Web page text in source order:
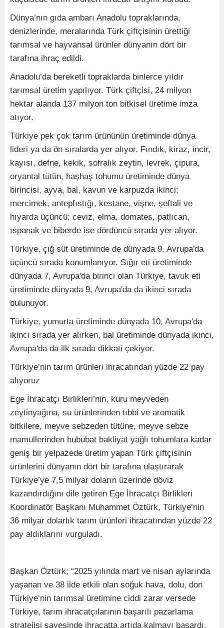
Dünya’nın gıda ambarı Anadolu topraklarında,
denizlerinde, meralarında Türk çiftçisinin ürettiği
tarımsal ve hayvansal ürünler dünyanın dört bir
tarafına ihraç edildi.
Anadolu’da bereketli topraklarda binlerce yıldır
tarımsal üretim yapılıyor. Türk çiftçisi, 24 milyon
hektar alanda 137 milyon ton bitkisel üretime imza
atıyor.
Türkiye pek çok tarım ürününün üretiminde dünya
lideri ya da ön sıralarda yer alıyor. Fındık, kiraz, incir,
kayısı, defne, kekik, sofralık zeytin, levrek, çipura,
oryantal tütün, haşhaş tohumu üretiminde dünya
birincisi, ayva, bal, kavun ve karpuzda ikinci;
mercimek, antepfıstığı, kestane, vişne, şeftali ve
hıyarda üçüncü; ceviz, elma, domates, patlıcan,
ıspanak ve biberde ise dördüncü sırada yer alıyor.
Türkiye, çiğ süt üretiminde de dünyada 9, Avrupa'da
üçüncü sırada konumlanıyor. Sığır eti üretiminde
dünyada 7, Avrupa'da birinci olan Türkiye, tavuk eti
üretiminde dünyada 9, Avrupa'da da ikinci sırada
bulunuyor.
Türkiye, yumurta üretiminde dünyada 10, Avrupa'da
ikinci sırada yer alırken, bal üretiminde dünyada ikinci,
Avrupa'da da ilk sırada dikkati çekiyor.
Türkiye’nin tarım ürünleri ihracatından yüzde 22 pay
alıyoruz
Ege İhracatçı Birlikleri’nin, kuru meyveden
zeytinyağına, su ürünlerinden tıbbi ve aromatik
bitkilere, meyve sebzeden tütüne, meyve sebze
mamullerinden hububat bakliyat yağlı tohumlara kadar
geniş bir yelpazede üretim yapan Türk çiftçisinin
ürünlerini dünyanın dört bir tarafına ulaştırarak
Türkiye’ye 7,5 milyar doların üzerinde döviz
kazandırdığını dile getiren Ege İhracatçı Birlikleri
Koordinatör Başkanı Muhammet Öztürk, Türkiye’nin
36 milyar dolarlık tarım ürünleri ihracatından yüzde 22
pay aldıklarını vurguladı.
Başkan Öztürk; “2025 yılında mart ve nisan aylarında
yaşanan ve 38 ilde etkili olan soğuk hava, dolu, don
Türkiye’nin tarımsal üretimine ciddi zarar versede
Türkiye, tarım ihracatçılarının başarılı pazarlama
stratejisi sayesinde ihracatta artıda kalmayı başardı.